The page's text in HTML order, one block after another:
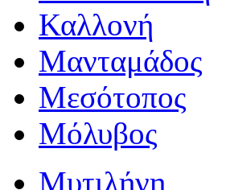
Καλλονή
Μανταμάδος
Μεσότοπος
Μόλυβος
Μυτιλήνη